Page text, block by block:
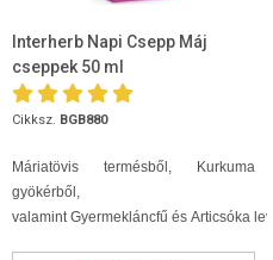
Interherb Napi Csepp Máj
cseppek 50 ml
Cikksz. BGB880
Máriatövis termésből, Kurkuma
gyökérből,
valamint Gyermekláncfű és Articsóka